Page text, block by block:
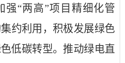
强“两高”项目精细化管
约利用，积极发展绿色
低碳转型。推动绿电直